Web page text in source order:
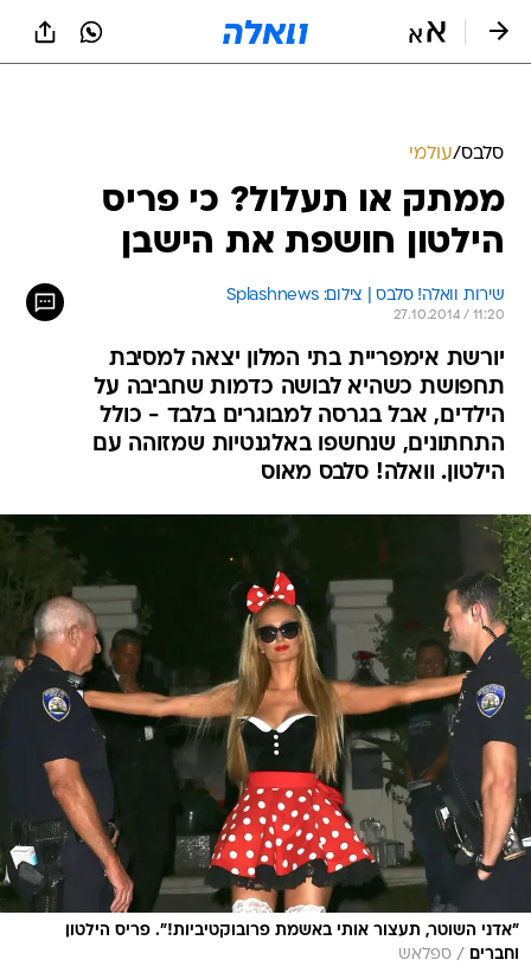
סלבס/עולמי
ממתק או תעלול? כי פריס
הילטון חושפת את הישבן
שירות וואלה! סלבס | צילום: Splashnews
27.10.2014 / 11:20
יורשת אימפריית בתי המלון יצאה למסיבת
תחפושת כשהיא לבושה כדמות שחביבה על
הילדים, אבל בגרסה למבוגרים בלבד - כולל
התחתונים, שנחשפו באלגנטיות שמזוהה עם
הילטון. וואלה! סלבס מאוס
"אדני השוטר, תעצור אותי באשמת פרובוקטיביות!". פריס הילטון
וחברים
/ ספלאש